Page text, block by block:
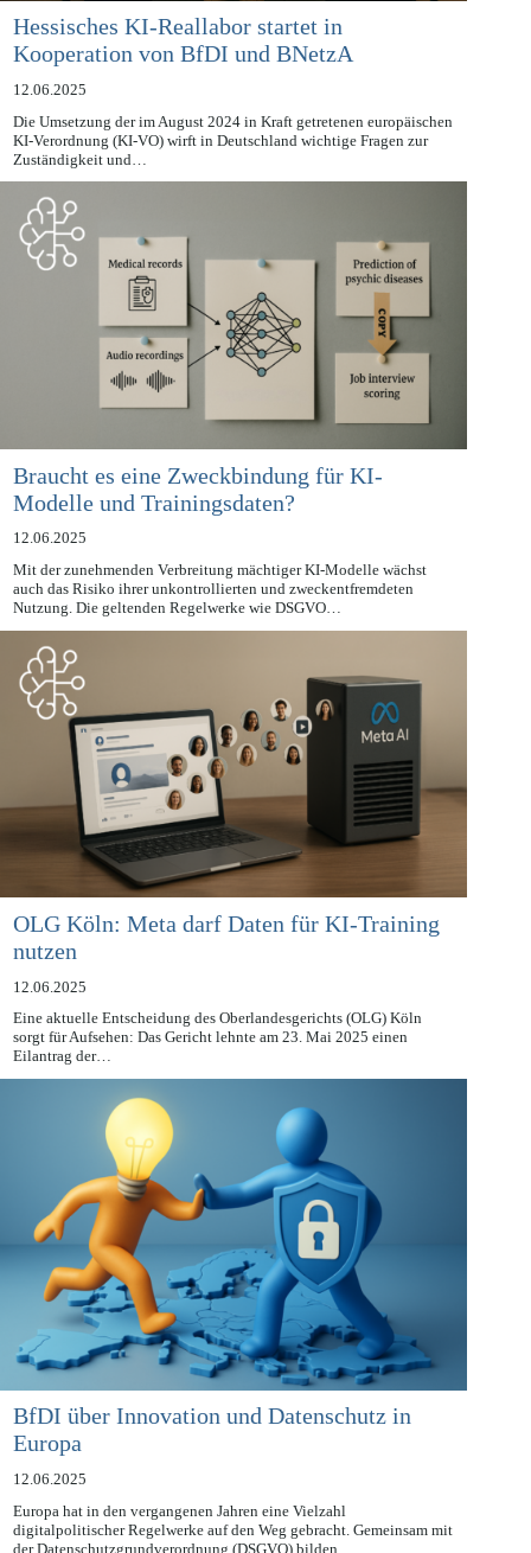
Hessisches KI-Reallabor startet in
Kooperation von BfDI und BNetzA
12.06.2025
Die Umsetzung der im August 2024 in Kraft getretenen europäischen
KI-Verordnung (KI-VO) wirft in Deutschland wichtige Fragen zur
Zuständigkeit und…
Braucht es eine Zweckbindung für KI-
Modelle und Trainingsdaten?
12.06.2025
Mit der zunehmenden Verbreitung mächtiger KI-Modelle wächst
auch das Risiko ihrer unkontrollierten und zweckentfremdeten
Nutzung. Die geltenden Regelwerke wie DSGVO…
OLG Köln: Meta darf Daten für KI-Training
nutzen
12.06.2025
Eine aktuelle Entscheidung des Oberlandesgerichts (OLG) Köln
sorgt für Aufsehen: Das Gericht lehnte am 23. Mai 2025 einen
Eilantrag der…
BfDI über Innovation und Datenschutz in
Europa
12.06.2025
Europa hat in den vergangenen Jahren eine Vielzahl
digitalpolitischer Regelwerke auf den Weg gebracht. Gemeinsam mit